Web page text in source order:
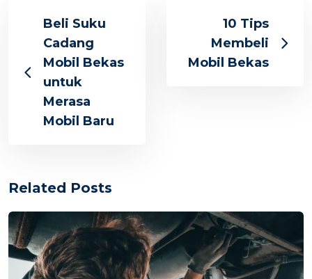
Beli Suku
Cadang
Mobil Bekas
untuk
Merasa
Mobil Baru
10 Tips
Membeli
Mobil Bekas
Related Posts